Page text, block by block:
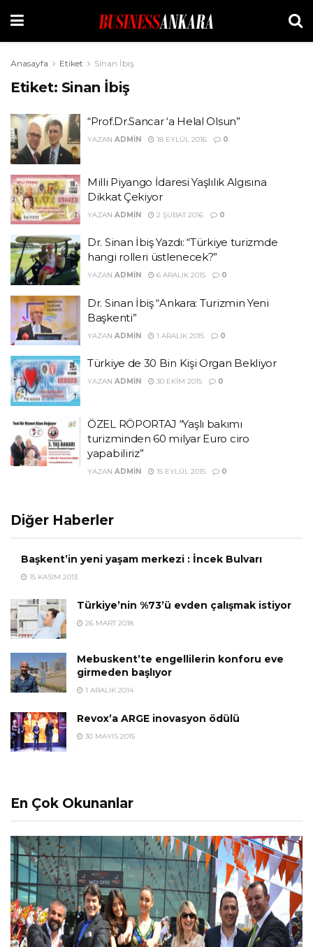
Anasayfa Etiket Sinan İbiş
Etiket: Sinan İbiş
“Prof.Dr.Sancar ‘a Helal Olsun”
YAZAN ADMIN 18 EYLÜL 2016 0
Milli Piyango İdaresi Yaşlılık Algısına
Dikkat Çekiyor
YAZAN ADMIN 2 ŞUBAT 2016 0
Dr. Sinan İbiş Yazdı: “Türkiye turizmde
hangi rolleri üstlenecek?”
YAZAN ADMIN 6 ARALIK 2015 0
Dr. Sinan İbiş “Ankara: Turizmin Yeni
Başkenti”
YAZAN ADMIN 1 ARALIK 2015 0
Türkiye de 30 Bin Kişi Organ Bekliyor
YAZAN ADMIN 30 EKIM 2015 0
ÖZEL RÖPORTAJ “Yaşlı bakımı
turizminden 60 milyar Euro ciro
yapabiliriz”
YAZAN ADMIN 15 EYLÜL 2015 0
Diğer Haberler
Başkent’in yeni yaşam merkezi : İncek Bulvarı
15 KASIM 2013
Türkiye’nin %73’ü evden çalışmak istiyor
26 MART 2018
Mebuskent’te engellilerin konforu eve
girmeden başlıyor
1 ARALIK 2014
Revox’a ARGE inovasyon ödülü
30 MAYIS 2015
En Çok Okunanlar